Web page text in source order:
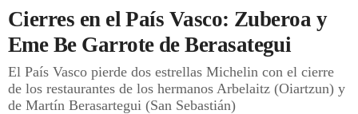
BARRAS Y ESTRELLAS
DÓNDE COMER
ÍDOLOS DE MESAS
Cierres en el País Vasco: Zuberoa y
Eme Be Garrote de Berasategui
El País Vasco pierde dos estrellas Michelin con el cierre
de los restaurantes de los hermanos Arbelaitz (Oiartzun) y
de Martín Berasartegui (San Sebastián)